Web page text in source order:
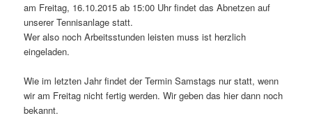
am Freitag, 16.10.2015 ab 15:00 Uhr findet das Abnetzen auf
unserer Tennisanlage statt.
Wer also noch Arbeitsstunden leisten muss ist herzlich
eingeladen.
Wie im letzten Jahr findet der Termin Samstags nur statt, wenn
wir am Freitag nicht fertig werden. Wir geben das hier dann noch
bekannt.